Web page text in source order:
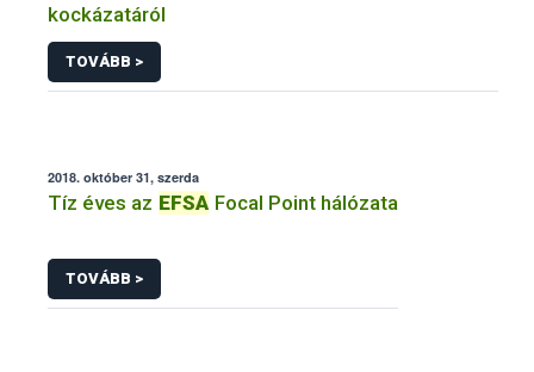
kockázatáról
TOVÁBB >
2018. október 31, szerda
Tíz éves az EFSA Focal Point hálózata
TOVÁBB >